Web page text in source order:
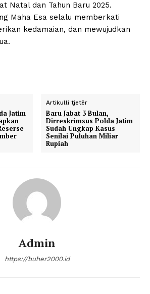
Natal dan Tahun Baru 2025.
Maha Esa selalu memberkati
kedamaian, dan mewujudkan
Jatim
Artikulli tjetër
Baru Jabat 3 Bulan,
Dirreskrimsus Polda Jatim
Sudah Ungkap Kasus
Senilai Puluhan Miliar
Rupiah
Admin
https://buher2000.id